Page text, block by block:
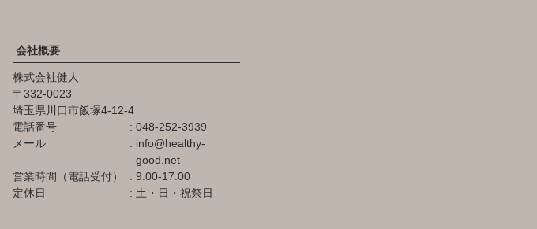
会社概要
株式会社健人
332-0023
埼玉県川口市飯塚4-12-4
電話番号
048-252-3939
メール
info@healthy-
good.net
営業時間（電話受付）
9:00-17:00
定休日
土・日・祝祭日